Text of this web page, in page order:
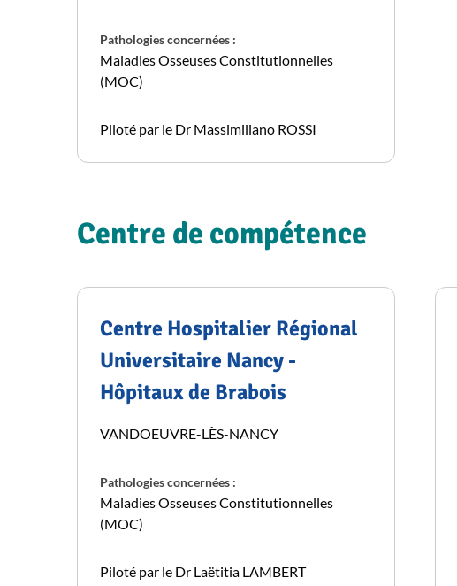
Pathologies concernées :
Maladies Osseuses Constitutionnelles
(MOC)
Piloté par le Dr Massimiliano ROSSI
Centre de compétence
Centre Hospitalier Régional
Universitaire Nancy -
Hôpitaux de Brabois
VANDOEUVRE-LÈS-NANCY
Pathologies concernées :
Maladies Osseuses Constitutionnelles
(MOC)
Piloté par le Dr Laëtitia LAMBERT